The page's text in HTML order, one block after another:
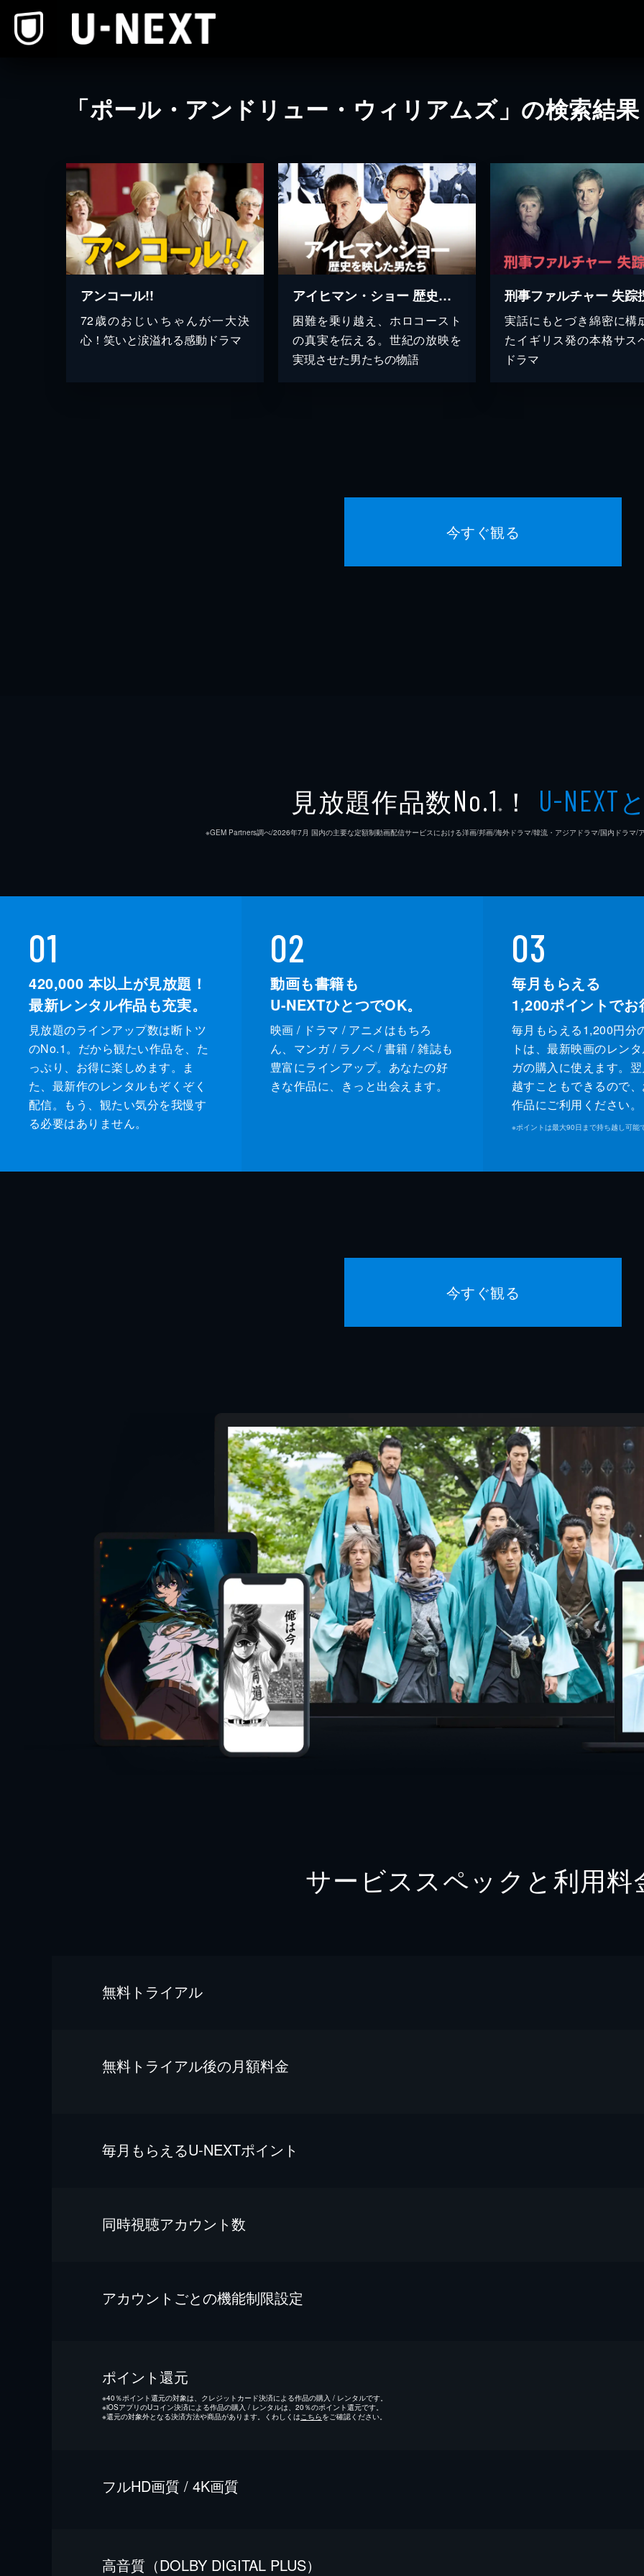
「ポール・アンドリュー・ウィリアムズ」の検索結果
アンコール!!
72歳のおじいちゃんが一大決
心！笑いと涙溢れる感動ドラマ
アイヒマン・ショー 歴史を映した男たち
困難を乗り越え、ホロコースト
の真実を伝える。世紀の放映を
実現させた男たちの物語
刑事ファルチャー 失踪
実話にもとづき綿密に構
たイギリス発の本格サス
ドラマ
今すぐ観る
見放題作品数No.1 ※ ！ U-NEXT
※GEM Partners調べ/2026年7⽉ 国内の主要な定額制動画配信サービスにおける洋画/邦画/海外ドラマ/韓流・アジアドラマ/国内ドラマ/
01
420,000 本以上が見放題！
最新レンタル作品も充実。
見放題のラインアップ数は断トツ
のNo.1。だから観たい作品を、た
っぷり、お得に楽しめます。ま
た、最新作のレンタルもぞくぞく
配信。もう、観たい気分を我慢す
る必要はありません。
02
動画も書籍も
U-NEXTひとつでOK。
映画 / ドラマ / アニメはもちろ
ん、マンガ / ラノベ / 書籍 / 雑誌も
豊富にラインアップ。あなたの好
きな作品に、きっと出会えます。
03
毎月もらえる
1,200ポイントでお
毎月もらえる1,200円分
トは、最新映画のレン
ガの購入に使えます。
越すこともできるので
作品にご利用ください。
※ポイントは最大90日まで持ち越し可能
今すぐ観る
サービススペックと利用料
無料トライアル
無料トライアル後の⽉額料金
毎⽉もらえるU-NEXTポイント
同時視聴アカウント数
アカウントごとの機能制限設定
ポイント還元
※40％ポイント還元の対象は、クレジットカード決済による作品の購入 / レンタルです。
※iOSアプリのUコイン決済による作品の購入 / レンタルは、20％のポイント還元です。
※還元の対象外となる決済方法や商品があります。くわしくは こちらをご確認ください。
フルHD画質 / 4K画質
⾼⾳質（DOLBY DIGITAL PLUS）